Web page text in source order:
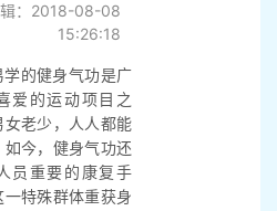
：2018-08-08
15:26:18
学的健身气功是广
爱的运动项目之
女老少，人人都能
如今，健身气功还
员重要的康复手
一特殊群体重获身